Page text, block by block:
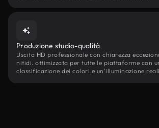
Produzione studio-qualità
Uscita HD professionale con chiarezza
nitidi. ottimizzata per tutte le piattaforme con
classificazione dei colori e un'illuminazione